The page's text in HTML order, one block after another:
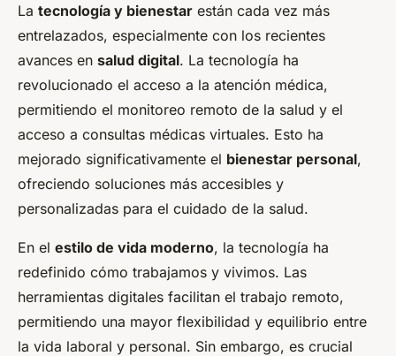
La tecnología y bienestar están cada vez más
entrelazados, especialmente con los recientes
avances en salud digital. La tecnología ha
revolucionado el acceso a la atención médica,
permitiendo el monitoreo remoto de la salud y el
acceso a consultas médicas virtuales. Esto ha
mejorado significativamente el bienestar personal,
ofreciendo soluciones más accesibles y
personalizadas para el cuidado de la salud.
En el estilo de vida moderno, la tecnología ha
redefinido cómo trabajamos y vivimos. Las
herramientas digitales facilitan el trabajo remoto,
permitiendo una mayor flexibilidad y equilibrio entre
la vida laboral y personal. Sin embargo, es crucial